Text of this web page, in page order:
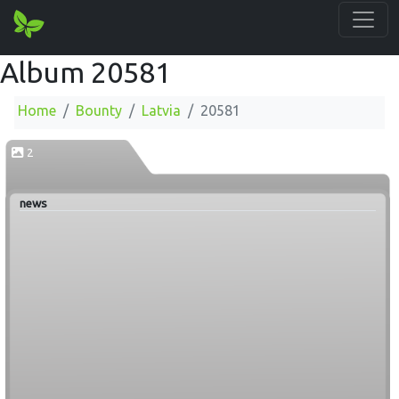
Album 20581
Home Bounty Latvia 20581
2
news